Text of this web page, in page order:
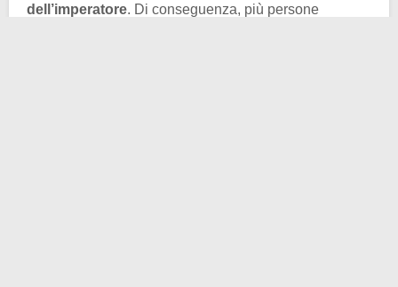
dell’imperatore. Di conseguenza, più persone